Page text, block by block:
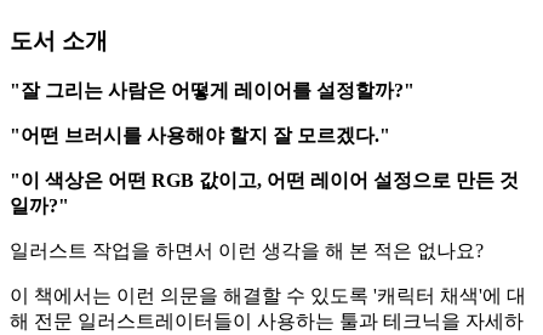
도서 소개
"잘 그리는 사람은 어떻게 레이어를 설정할까?"
"어떤 브러시를 사용해야 할지 잘 모르겠다."
"이 색상은 어떤 RGB 값이고, 어떤 레이어 설정으로 만든 것
일까?"
일러스트 작업을 하면서 이런 생각을 해 본 적은 없나요?
이 책에서는 이런 의문을 해결할 수 있도록 '캐릭터 채색'에 대
해 전문 일러스트레이터들이 사용하는 툴과 테크닉을 자세하